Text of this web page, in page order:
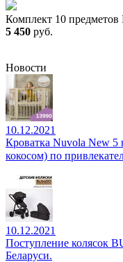
Комплект 10
5 450 руб.
Новости
10.12.2021
Кроватка Nuvola New 5
кокосом) по
10.12.2021
Поступление колясок
Беларуси.